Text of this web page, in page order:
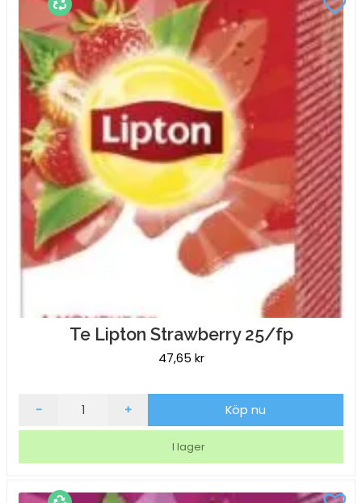
Te Lipton Strawberry 25/fp
47,65 kr
Te
- + Köp nu
I lager